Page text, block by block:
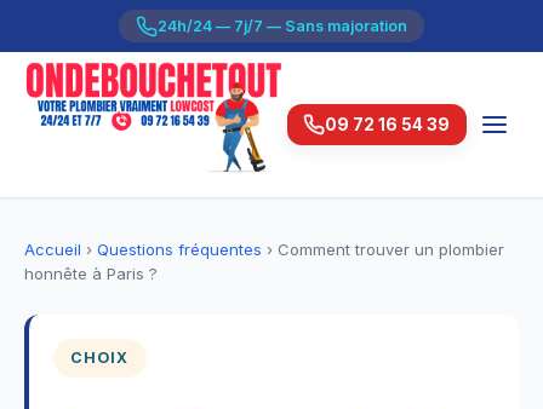
24h/24 — 7j/7 — Sans majoration
09 72 16 54 39
Accueil › Questions fréquentes › Comment trouver un plombier
honnête à Paris ?
CHOIX